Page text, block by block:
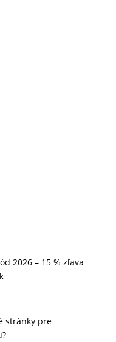
2026 – 15 % zľava
stránky pre